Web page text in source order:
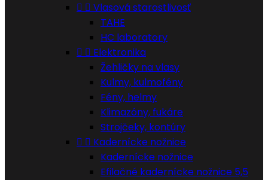
  Vlasová starostlivosť
TAHE
HC laboratory
  Elektronika
Žehličky na vlasy
Kulmy, kulmofény
Fény, helmy
Klimazóny, fukáre
Strojčeky, kontúry
  Kadernícke nožnice
Kadernícke nožnice
Efilačné kadernícke nožnice 5,5